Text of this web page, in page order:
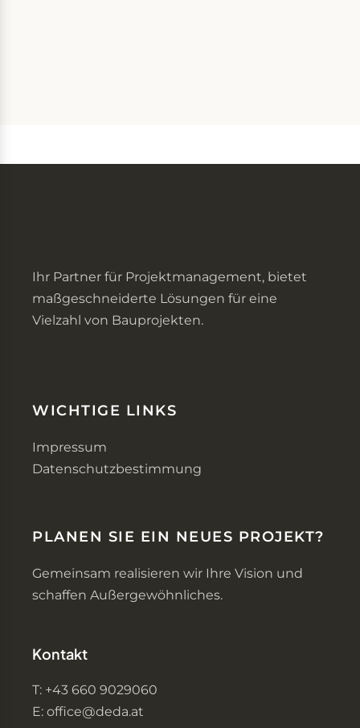
Ihr Partner für Projektmanagement, bietet
maßgeschneiderte Lösungen für eine
Vielzahl von Bauprojekten.
WICHTIGE LINKS
Impressum
Datenschutzbestimmung
PLANEN SIE EIN NEUES PROJEKT?
Gemeinsam realisieren wir Ihre Vision und
schaffen Außergewöhnliches.
Kontakt
T: +43 660 9029060
E: office@deda.at